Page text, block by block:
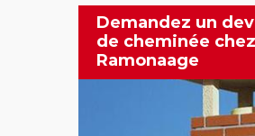
Demandez un
de cheminée chez
Ramonaage